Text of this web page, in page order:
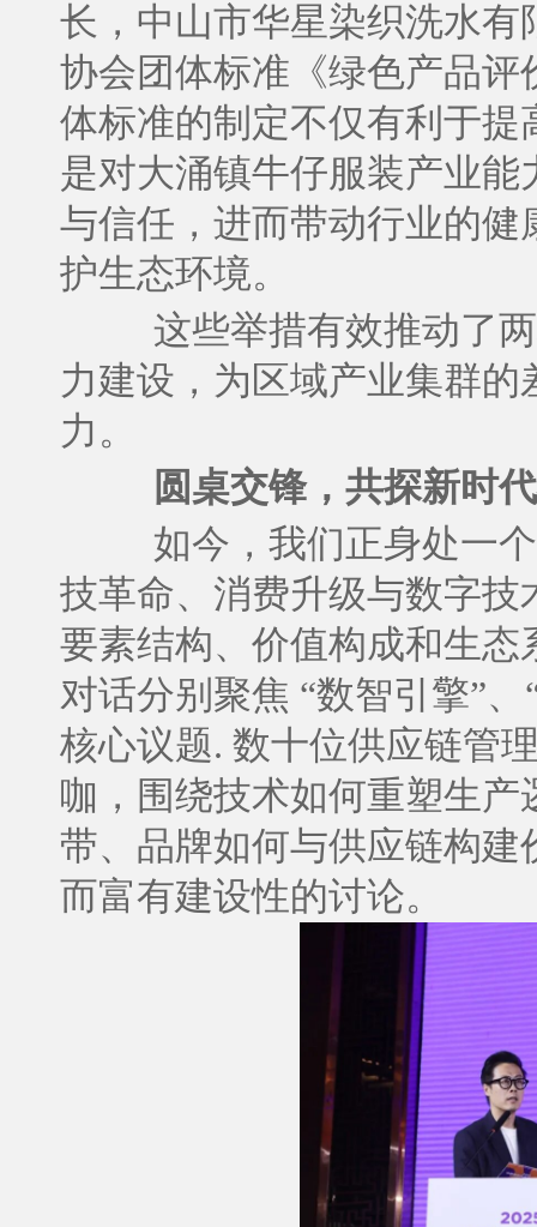
长，中山市华星染织洗水
协会团体标准《绿色产品
体标准的制定不仅有利于
是对大涌镇牛仔服装产业
与信任，进而带动行业的
护生态环境。
这些举措有效推动了
力建设，为区域产业集群
力。
圆桌交锋，共探新时
如今，我们正身处一
技革命、消费升级与数字
要素结构、价值构成和生
对话分别聚焦 “数智引擎”
核心议题. 数十位供应链管
咖，围绕技术如何重塑生
带、品牌如何与供应链构
而富有建设性的讨论。